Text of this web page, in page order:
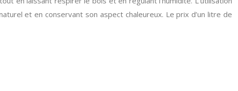
et en conservant son aspect chaleureux. Le prix d’un litre de